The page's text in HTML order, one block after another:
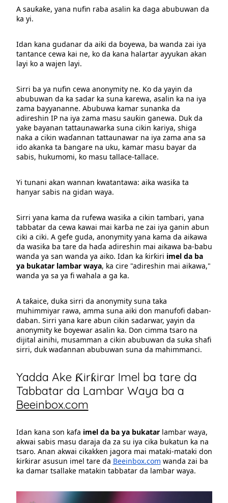
A sauƙaƙe, yana nufin raba asalin ka daga abubuwan da
ka yi.
Idan kana gudanar da aiki da ɓoyewa, ba wanda zai iya
tantance cewa kai ne, ko da kana halartar ayyukan akan
layi ko a wajen layi.
Sirri ba ya nufin cewa anonymity ne. Ko da yayin da
abubuwan da ka sadar ka suna karewa, asalin ka na iya
zama bayyananne. Abubuwa kamar sunanka da
adireshin IP na iya zama masu sauƙin ganewa. Duk da
yake bayanan tattaunawarka suna cikin kariya, shiga
naka a cikin waɗannan tattaunawar na iya zama ana sa
ido akanka ta ɓangare na uku, kamar masu bayar da
sabis, hukumomi, ko masu tallace-tallace.
Yi tunani akan wannan kwatantawa: aika wasiƙa ta
hanyar sabis na gidan waya.
Sirri yana kama da rufewa wasiƙa a cikin tambari, yana
tabbatar da cewa kawai mai karɓa ne zai iya ganin abun
ciki a ciki. A gefe guda, anonymity yana kama da aikawa
da wasiƙa ba tare da haɗa adireshin mai aikawa ba-babu
wanda ya san wanda ya aiko. Idan ka ƙirƙiri imel da ba
ya bukatar lambar waya, ka cire "adireshin mai aikawa,"
wanda ya sa ya fi wahala a ga ka.
A taƙaice, duka sirri da anonymity suna taka
muhimmiyar rawa, amma suna aiki don manufofi daban-
daban. Sirri yana kare abun cikin sadarwar, yayin da
anonymity ke ɓoyewar asalin ka. Don cimma tsaro na
dijital ainihi, musamman a cikin abubuwan da suka shafi
sirri, duk waɗannan abubuwan suna da mahimmanci.
Yadda Ake Ƙirƙirar Imel ba tare da
Tabbatar da Lambar Waya ba a
Beeinbox.com
Idan kana son kafa imel da ba ya bukatarlambar waya,
akwai sabis masu daraja da za su iya cika bukatun ka na
tsaro. Anan akwai cikakken jagora mai mataki-mataki don
ƙirƙirar asusun imel tare da Beeinbox.com wanda zai ba
ka damar tsallake matakin tabbatar da lambar waya.